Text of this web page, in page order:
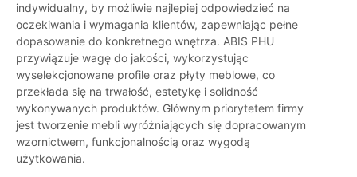
indywidualny, by możliwie najlepiej odpowiedzieć na
oczekiwania i wymagania klientów, zapewniając pełne
dopasowanie do konkretnego wnętrza. ABIS PHU
przywiązuje wagę do jakości, wykorzystując
wyselekcjonowane profile oraz płyty meblowe, co
przekłada się na trwałość, estetykę i solidność
wykonywanych produktów. Głównym priorytetem firmy
jest tworzenie mebli wyróżniających się dopracowanym
wzornictwem, funkcjonalnością oraz wygodą
użytkowania.